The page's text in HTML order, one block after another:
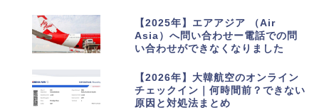
【2025年】エアアジア （Air
Asia）へ問い合わせー電話での問
い合わせができなくなりました
【2026年】大韓航空のオンライン
チェックイン｜何時間前？できない
原因と対処法まとめ